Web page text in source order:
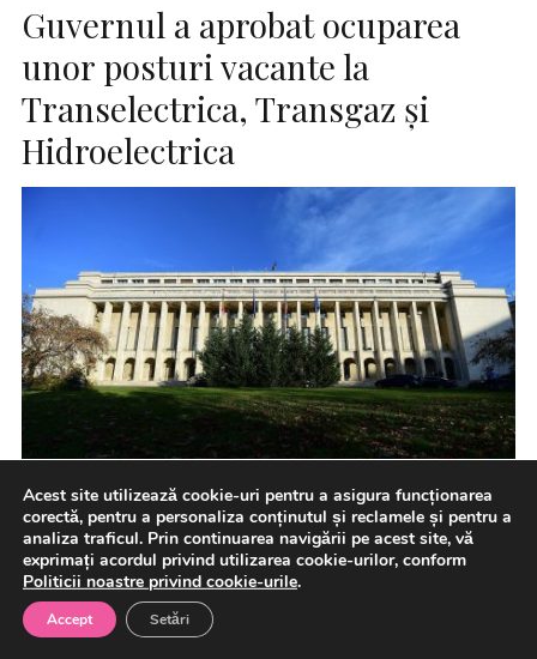
Guvernul a aprobat ocuparea
unor posturi vacante la
Transelectrica, Transgaz şi
Hidroelectrica
Guvernul a adoptat joi un Memorandum prin care
aprobă pentru CNTEE Transelectrica S.A. ocuparea a
124 de posturi […]
Acest site utilizează cookie-uri pentru a asigura funcționarea
corectă, pentru a personaliza conținutul și reclamele și pentru a
analiza traficul. Prin continuarea navigării pe acest site, vă
exprimați acordul privind utilizarea cookie-urilor, conform
Politicii noastre privind cookie-urile.
Accept Setări